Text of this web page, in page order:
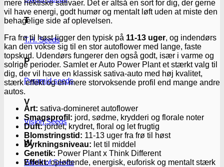
T
T.H. Seeds
P
Pyramid seeds
V
Vision Seeds
W
World of Seeds
mere hektiske sativaer. Det er altså en sort for dig, der gerne
vil have energi, godt humør og mentalt løft uden at miste den
behagelige side af oplevelsen.
Fra frø til høst ligger den typisk på 11-13 uger, og indendørs
kan den vokse sig til en stor autoflower med lange, faste
topskud. Udendørs fungerer den også godt, især i varme og
solrige perioder. Samlet er Auto Power Plant et stærkt valg til
dig, der vil have en klassisk sativa-auto med høj kvalitet,
stærk effekt og en mere storvoksende profil end mange andre
autos.
Art: sativa-domineret autoflower
Smagsprofil: jord, sødme, krydderi og florale noter
Duft:jordet, krydret, floral og let frugtig
Blomstringstid: 11-13 uger fra frø til høst
Dyrkningsniveau: let til middel
Genetik: Power Plant x Think Different
Effekt:opløftende, energisk, euforisk og mentalt stærk